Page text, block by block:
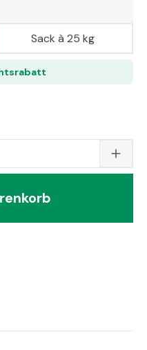
Sack à 25 kg
gewünschten